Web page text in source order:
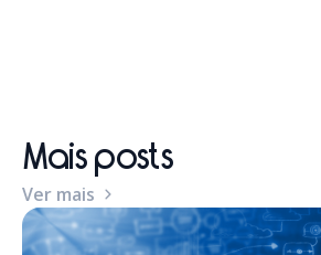
Mais posts
Ver mais